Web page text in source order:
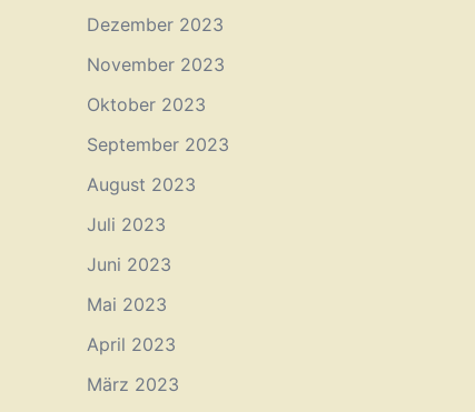
Dezember 2023
November 2023
Oktober 2023
September 2023
August 2023
Juli 2023
Juni 2023
Mai 2023
April 2023
März 2023